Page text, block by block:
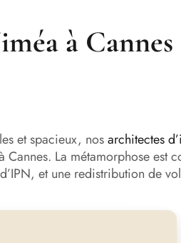
à Cannes​
et spacieux, nosarchitectes
La métamorphose est
et une redistribution de